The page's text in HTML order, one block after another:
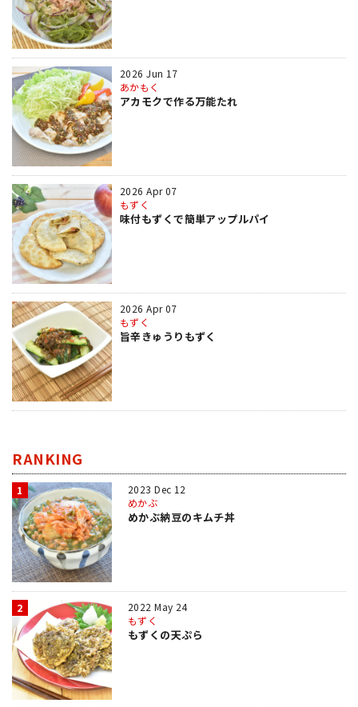
2026 Jun 17
あかもく
アカモクで作る万能たれ
2026 Apr 07
もずく
味付もずくで簡単アップルパイ
2026 Apr 07
もずく
旨辛きゅうりもずく
RANKING
1
2023 Dec 12
めかぶ
めかぶ納豆のキムチ丼
2
2022 May 24
もずく
もずくの天ぷら